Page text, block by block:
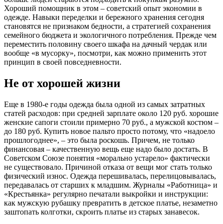
Хороший помощник в этом – советский опыт экономии в
одежде. Навыки переделки и бережного хранения сегодня
становятся не признаком бедности, а стратегией сохранения
семейного бюджета и экологичного потребления. Прежде чем
переместить половину своего шкафа на дачный чердак или
вообще «в мусорку», посмотри, как можно применить этот
принцип в своей повседневности.
Не от хорошей жизни
Еще в 1980-е годы одежда была одной из самых затратных
статей расходов: при средней зарплате около 120 руб. хорошие
женские сапоги стоили примерно 70 руб., а мужской костюм –
до 180 руб. Купить новое пальто просто потому, что «надоело
прошлогоднее», – это была роскошь. Причем, не только
финансовая – качественную вещь еще надо было достать. В
Советском Союзе понятия «морально устарело» фактически
не существовало. Причиной отказа от вещи мог стать только
физический износ. Одежда перешивалась, перелицовывалась,
передавалась от старших к младшим. Журналы «Работница» и
«Крестьянка» регулярно печатали выкройки и инструкции:
как мужскую рубашку превратить в детское платье, незаметно
заштопать колготки, скроить платье из старых занавесок.